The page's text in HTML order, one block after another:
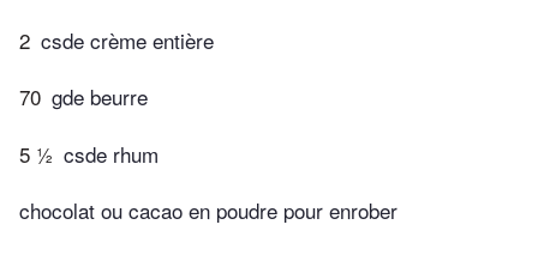
2 csde crème entière
70 gde beurre
5 ½ csde rhum
chocolat ou cacao en poudre pour enrober